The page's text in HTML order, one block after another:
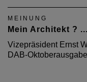
MEINUNG
Mein Architekt ?
Vizepräsident Ernst
DAB-